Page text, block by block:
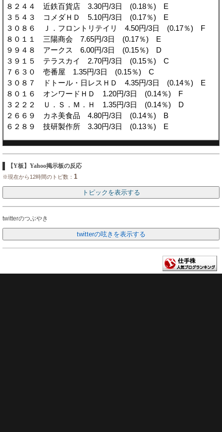
８２４４ 近鉄百貨店 3.30円/3日 (0.18％) E
３５４３ コメダＨＤ 5.10円/3日 (0.17％) E
３０８６ Ｊ．フロントリテイリ 4.50円/3日 (0.17％) F
８０１１ 三陽商会 7.65円/3日 (0.17％) E
９９４８ アークス 6.00円/3日 (0.15％) D
３９１５ テラスカイ 2.70円/3日 (0.15％) C
７６３０ 壱番屋 1.35円/3日 (0.15％) C
３０８７ ドトール・日レスＨＤ 4.35円/3日 (0.14％) E
８０１６ オンワードＨＤ 1.20円/3日 (0.14％) F
３２２２ Ｕ．Ｓ．Ｍ．Ｈ 1.35円/3日 (0.14％) D
２６６９ カネ美食品 4.80円/3日 (0.14％) B
６２８９ 技研製作所 3.30円/3日 (0.13％) E
【Y板】Yahoo掲示板の反応
※現在から12時間のトピ数： 1
twitterのつぶやき